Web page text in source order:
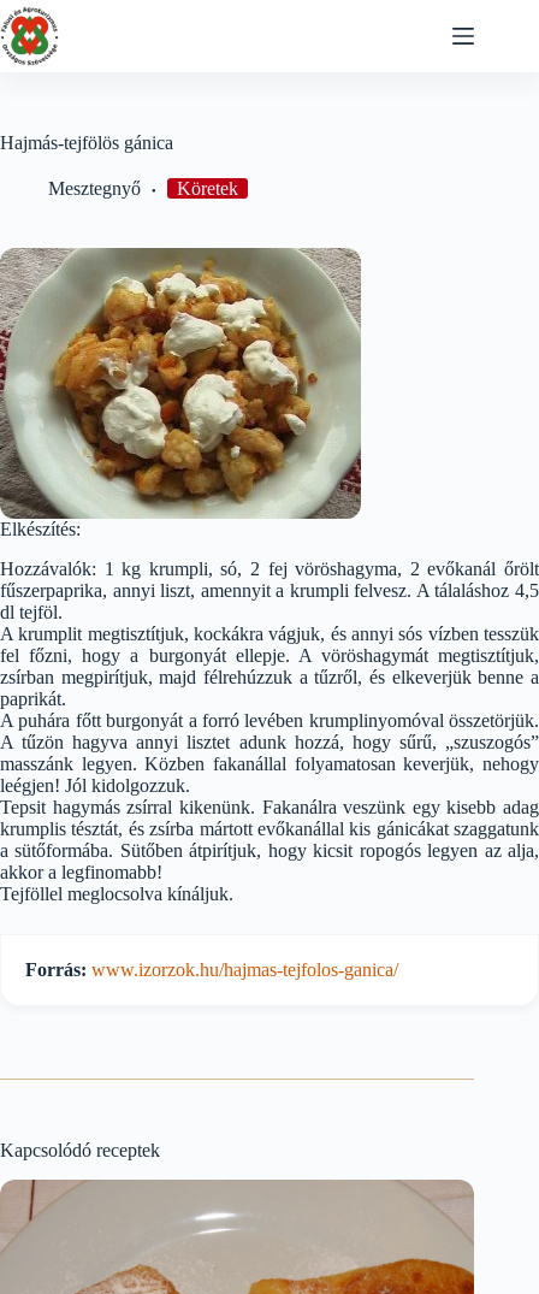
Skip
to
content
Hajmás-tejfölös gánica
Mesztegnyő Köretek
Elkészítés:
Hozzávalók: 1 kg krumpli, só, 2 fej vöröshagyma, 2 evőkanál őrölt
fűszerpaprika, annyi liszt, amennyit a krumpli felvesz. A tálaláshoz 4,5
dl tejföl.
A krumplit megtisztítjuk, kockákra vágjuk, és annyi sós vízben tesszük
fel főzni, hogy a burgonyát ellepje. A vöröshagymát megtisztítjuk,
zsírban megpirítjuk, majd félrehúzzuk a tűzről, és elkeverjük benne a
paprikát.
A puhára főtt burgonyát a forró levében krumplinyomóval összetörjük.
A tűzön hagyva annyi lisztet adunk hozzá, hogy sűrű, „szuszogós”
masszánk legyen. Közben fakanállal folyamatosan keverjük, nehogy
leégjen! Jól kidolgozzuk.
Tepsit hagymás zsírral kikenünk. Fakanálra veszünk egy kisebb adag
krumplis tésztát, és zsírba mártott evőkanállal kis gánicákat szaggatunk
a sütőformába. Sütőben átpirítjuk, hogy kicsit ropogós legyen az alja,
akkor a legfinomabb!
Tejföllel meglocsolva kínáljuk.
Forrás: www.izorzok.hu/hajmas-tejfolos-ganica/
Kapcsolódó receptek